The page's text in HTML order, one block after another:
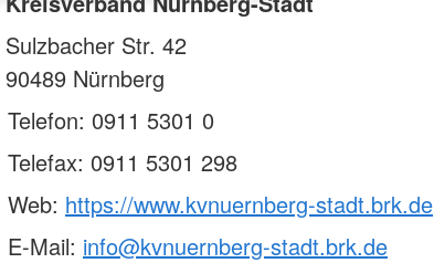
Sulzbacher Str. 42
90489 Nürnberg
Telefon: 0911 5301 0
Telefax: 0911 5301 298
Web: https://www.kvnuernberg-stadt.brk.de
E-Mail: info@kvnuernberg-stadt.brk.de